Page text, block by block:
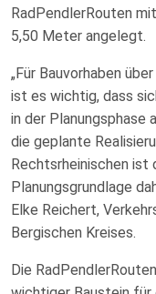
RadPendlerRouten
5,50 Meter angelegt.
„Für Bauvorhaben
ist es wichtig, dass
in der Planungsphase
die geplante
Rechtsrheinischen ist
Planungsgrundlage
Elke Reichert,
Bergischen Kreises.
Die